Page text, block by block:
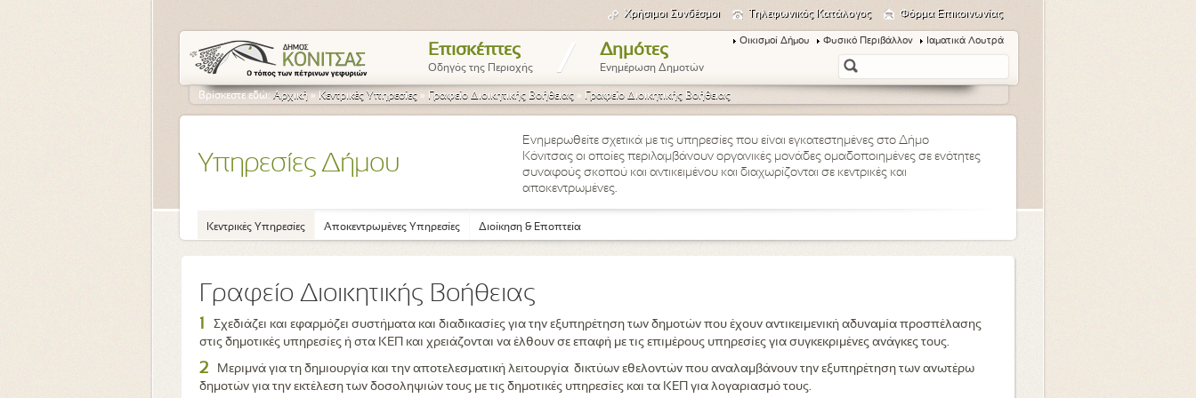
Χρήσιμοι Συνδέσμοι Τηλεφωνικός Κατάλογος Φόρμα Επικοινωνίας
Επισκέπτες
Οδηγός της Περιοχής / Δημότες
Ενημέρωση Δημοτών
Οικισμοί Δήμου Φυσικό Περιβάλλον Ιαματικά Λουτρά
Βρίσκεστε εδώ:Αρχική » Κεντρικές Υπηρεσίες » Γραφείο Διοικητικής Βοήθειας » Γραφείο Διοικητικής Βοήθειας
Υπηρεσίες Δήμου
Ενημερωθείτε σχετικά με τις υπηρεσίες που είναι εγκατεστημένες στο Δήμο
Κόνιτσας οι οποίες περιλαμβάνουν οργανικές μονάδες ομαδοποιημένες σε ενότητες
συναφούς σκοπού και αντικειμένου και διαχωρίζονται σε κεντρικές και
αποκεντρωμένες.
Κεντρικές Υπηρεσίες Αποκεντρωμένες Υπηρεσίες Διοίκηση & Εποπτεία
Γραφείο Διοικητικής Βοήθειας
Σχεδιάζει και εφαρμόζει συστήματα και διαδικασίες για την εξυπηρέτηση των δημοτών που έχουν αντικειμενική αδυναμία προσπέλασης
στις δημοτικές υπηρεσίες ή στα ΚΕΠ και χρειάζονται να έλθουν σε επαφή με τις επιμέρους υπηρεσίες για συγκεκριμένες ανάγκες τους.
2
Μεριμνά για τη δημιουργία και την αποτελεσματική λειτουργία δικτύων εθελοντών που αναλαμβάνουν την εξυπηρέτηση των ανωτέρω
δημοτών για την εκτέλεση των δοσοληψιών τους με τις δημοτικές υπηρεσίες και τα ΚΕΠ για λογαριασμό τους.